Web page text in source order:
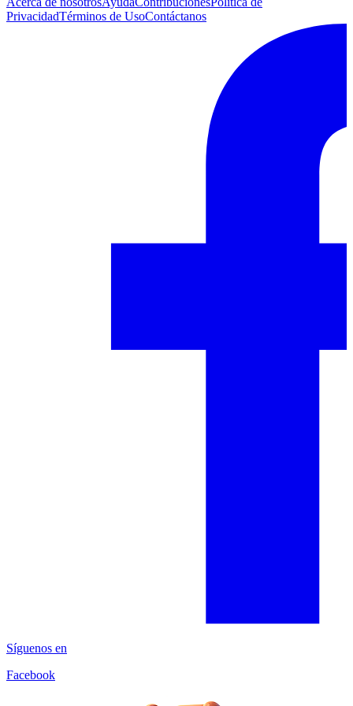
PrivacidadTérminos de UsoContáctanos
Síguenos en
Facebook